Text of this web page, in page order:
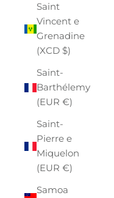
Saint
Vincent e
Grenadine
(XCD $)
Saint-
Barthélemy
(EUR €)
Saint-
Pierre e
Miquelon
(EUR €)
Samoa